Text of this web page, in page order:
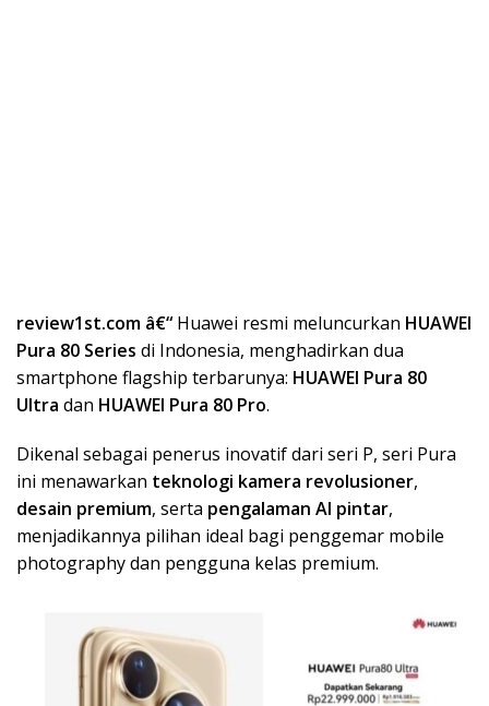
review1st.com â€“ Huawei resmi meluncurkan HUAWEI
Pura 80 Series di Indonesia, menghadirkan dua
smartphone flagship terbarunya: HUAWEI Pura 80
Ultra dan HUAWEI Pura 80 Pro.
Dikenal sebagai penerus inovatif dari seri P, seri Pura
ini menawarkan teknologi kamera revolusioner,
desain premium, serta pengalaman AI pintar,
menjadikannya pilihan ideal bagi penggemar mobile
photography dan pengguna kelas premium.